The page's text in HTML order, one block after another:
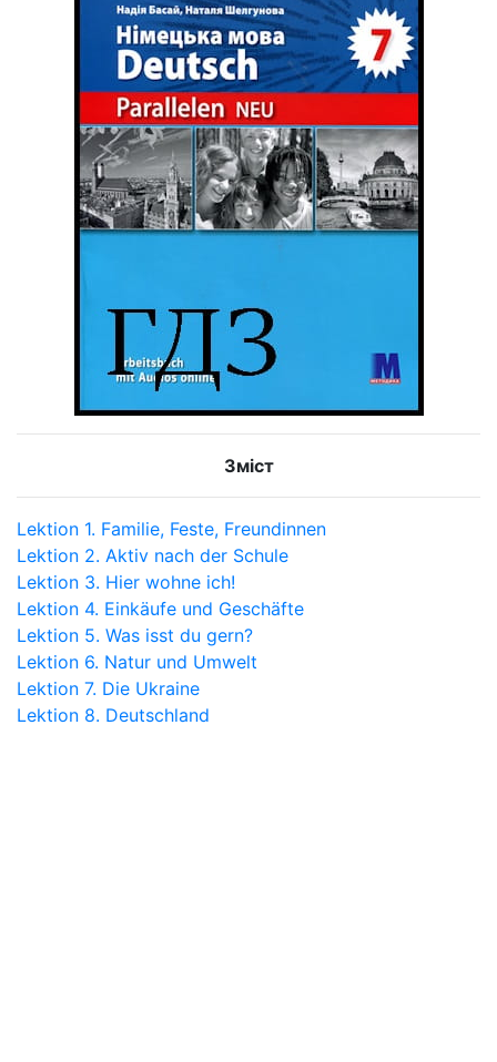
Зміст
Lektion 1. Familie, Feste, Freundinnen
Lektion 2. Aktiv nach der Schule
Lektion 3. Hier wohne ich!
Lektion 4. Einkäufe und Geschäfte
Lektion 5. Was isst du gern?
Lektion 6. Natur und Umwelt
Lektion 7. Die Ukraine
Lektion 8. Deutschland